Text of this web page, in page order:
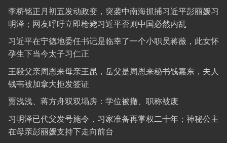
李桥铭正月初五发动政变，突袭中南海抓捕习近平彭丽媛习
明泽；网友呼吁立即枪毙习近平否则中国必然内乱
习近平在宁德地委任书记是临幸了一个小职员蒋薇，此女怀
孕生下当今太子习仁正
王毅父亲周恩来母亲王昆，岳父是周恩来秘书钱嘉东，夫人
钱韦被加拿大拒发签证
贾浅浅、蒋方舟双双塌房：学位被撤、职称被废
习明泽已代父发号施令，习家准备再掌权二十年；神秘公主
在母亲彭丽媛支持下走向前台